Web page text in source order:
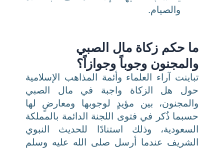
والصيام.
ما حكم زكاة مال الصبي
والمجنون وجوباً وجوازاً؟
تباينت آراء العلماء وأئمة المذاهب الإسلامية
حول هل الزكاة واجبة في مال الصبي
والمجنون، بين مؤيدٍ لوجوبها ومعارضٍ لها
حسبما ذُكر في فتوى اللجنة الدائمة بالمملكة
السعودية، وذلك استنادًا للحديث النبوي
الشريف عندما أرسل صلى الله عليه وسلم